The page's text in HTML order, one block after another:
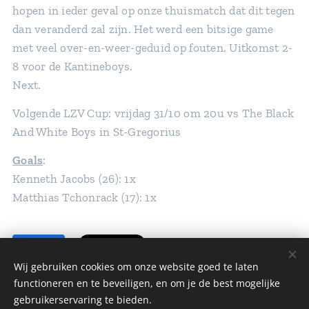
hopen in ieder geval op onze thuismatch dat dit tegen
dan veranderd zal zijn. Het werd een bitsige game
met veel over-en-weer-geduid op fouten. Uitkomst 2-
8 voor de Kantineboys.
Next.
Volgende LZV Cup: vrijdag 31/10 om 20u vs The Black
And White Boys in St-Gregorius
Goals:
Kenneth Jacobs (26): 1x
Matthias Tchonrack (17): 1x
Wij gebruiken cookies om onze website goed te laten
functioneren en te beveiligen, en om je de best mogelijke
gebruikerservaring te bieden.